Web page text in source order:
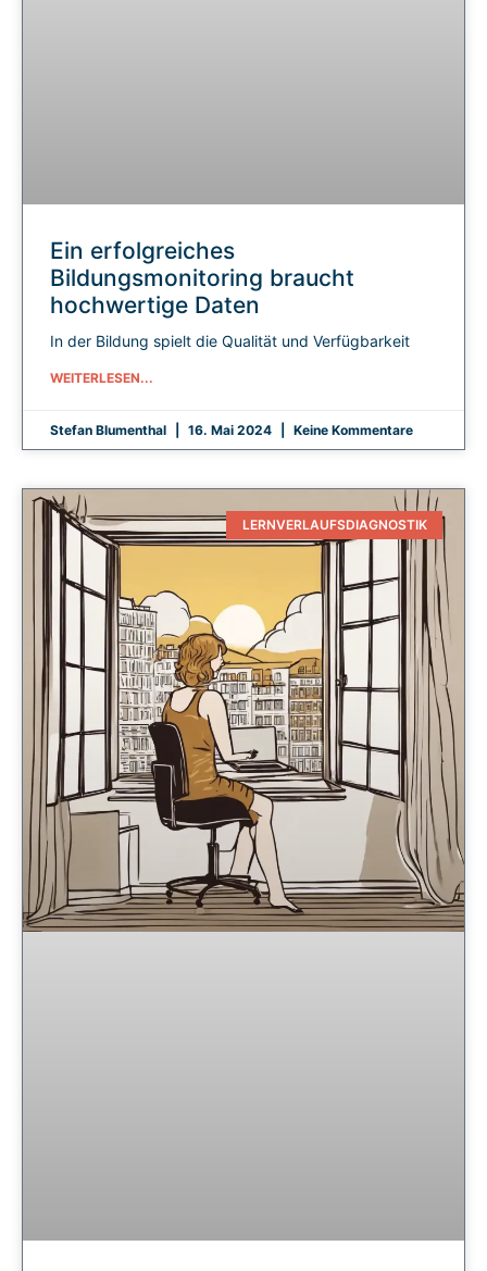
Ein erfolgreiches
Bildungsmonitoring braucht
hochwertige Daten
In der Bildung spielt die Qualität und Verfügbarkeit
WEITERLESEN...
Stefan Blumenthal 16. Mai 2024 Keine Kommentare
LERNVERLAUFSDIAGNOSTIK